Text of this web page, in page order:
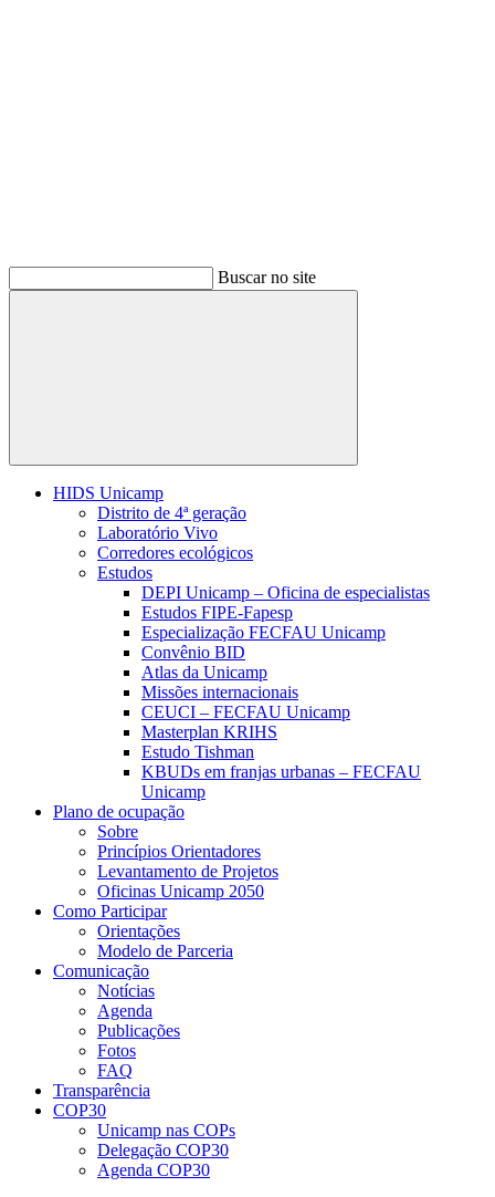
Buscar no site
Buscar
HIDS Unicamp
Distrito de 4ª geração
Laboratório Vivo
Corredores ecológicos
Estudos
DEPI Unicamp – Oficina de especialistas
Estudos FIPE-Fapesp
Especialização FECFAU Unicamp
Convênio BID
Atlas da Unicamp
Missões internacionais
CEUCI – FECFAU Unicamp
Masterplan KRIHS
Estudo Tishman
KBUDs em franjas urbanas – FECFAU
Unicamp
Plano de ocupação
Sobre
Princípios Orientadores
Levantamento de Projetos
Oficinas Unicamp 2050
Como Participar
Orientações
Modelo de Parceria
Comunicação
Notícias
Agenda
Publicações
Fotos
FAQ
Transparência
COP30
Unicamp nas COPs
Delegação COP30
Agenda COP30